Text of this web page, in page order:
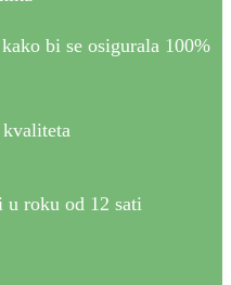
bi se osigurala 100%
u roku od 12 sati